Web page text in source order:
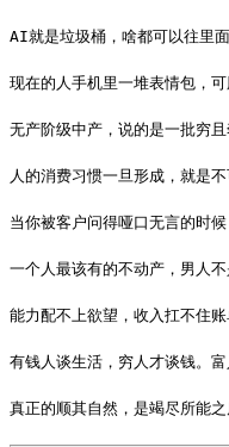
AI就是垃圾桶，啥都可以往里
现在的人手机里一堆表情包，
无产阶级中产，说的是一批穷
人的消费习惯一旦形成，就是
当你被客户问得哑口无言的时
一个人最该有的不动产，男人
能力配不上欲望，收入扛不住账
有钱人谈生活，穷人才谈钱。
真正的顺其自然，是竭尽所能